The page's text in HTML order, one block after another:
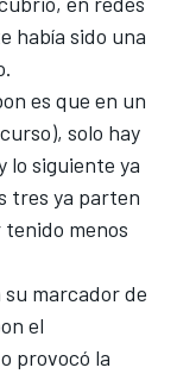
había sido una
es que en un
solo hay
lo siguiente ya
tres ya parten
menos
su marcador de
el
provocó la